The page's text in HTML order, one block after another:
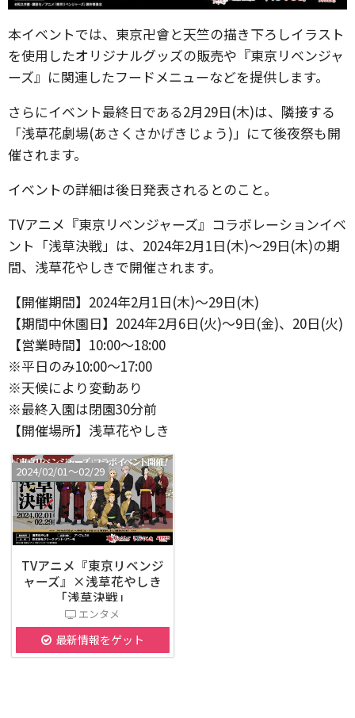
本イベントでは、東京卍會と天竺の描き下ろしイラスト
を使用したオリジナルグッズの販売や『東京リベンジャ
ーズ』に関連したフードメニューなどを提供します。
さらにイベント最終日である2月29日(木)は、隣接する
「浅草花劇場(あさくさかげきじょう)」にて後夜祭も開
催されます。
イベントの詳細は後日発表されるとのこと。
TVアニメ『東京リベンジャーズ』コラボレーションイベ
ント「浅草決戦」は、2024年2月1日(木)～29日(木)の期
間、浅草花やしきで開催されます。
【開催期間】2024年2月1日(木)～29日(木)
【期間中休園日】2024年2月6日(火)～9日(金)、20日(火)
【営業時間】10:00～18:00
※平日のみ10:00～17:00
※天候により変動あり
※最終入園は閉園30分前
【開催場所】浅草花やしき
2024/02/01〜02/29
TVアニメ『東京リベンジ
ャーズ』×浅草花やしき
「浅草決戦」
エンタメ
最新情報をゲット